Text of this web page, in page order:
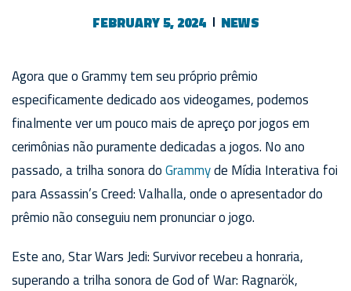
FEBRUARY 5, 2024 NEWS
Agora que o Grammy tem seu próprio prêmio
especificamente dedicado aos videogames, podemos
finalmente ver um pouco mais de apreço por jogos em
cerimônias não puramente dedicadas a jogos. No ano
passado, a trilha sonora doGrammyde Mídia Interativa foi
para Assassin’s Creed: Valhalla, onde o apresentador do
prêmio não conseguiu nem pronunciar o jogo.
Este ano, Star Wars Jedi: Survivor recebeu a honraria,
superando a trilha sonora de God of War: Ragnarök,